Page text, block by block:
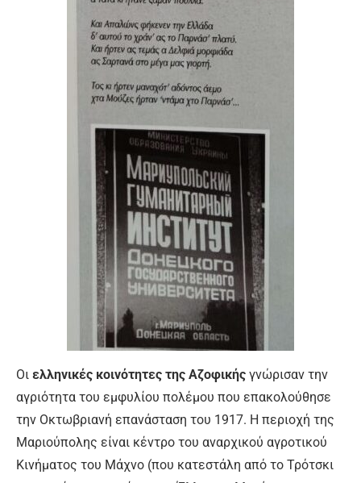
Οι ελληνικές κοινότητες της Αζοφικής γνώρισαν την
αγριότητα του εμφυλίου πολέμου που επακολούθησε
την Οκτωβριανή επανάσταση του 1917. Η περιοχή της
Μαριούπολης είναι κέντρο του αναρχικού αγροτικού
Κινήµατος του Μάχνο (που κατεστάλη από το Τρότσκι